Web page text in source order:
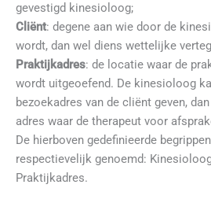
gevestigd kinesioloog;
Cliënt: degene aan wie door de
wordt, dan wel diens wettelijke
Praktijkadres: de locatie waar de
wordt uitgeoefend. De kinesioloog
bezoekadres van de cliënt geven,
adres waar de therapeut voor
De hierboven gedefinieerde
respectievelijk genoemd:
Praktijkadres.